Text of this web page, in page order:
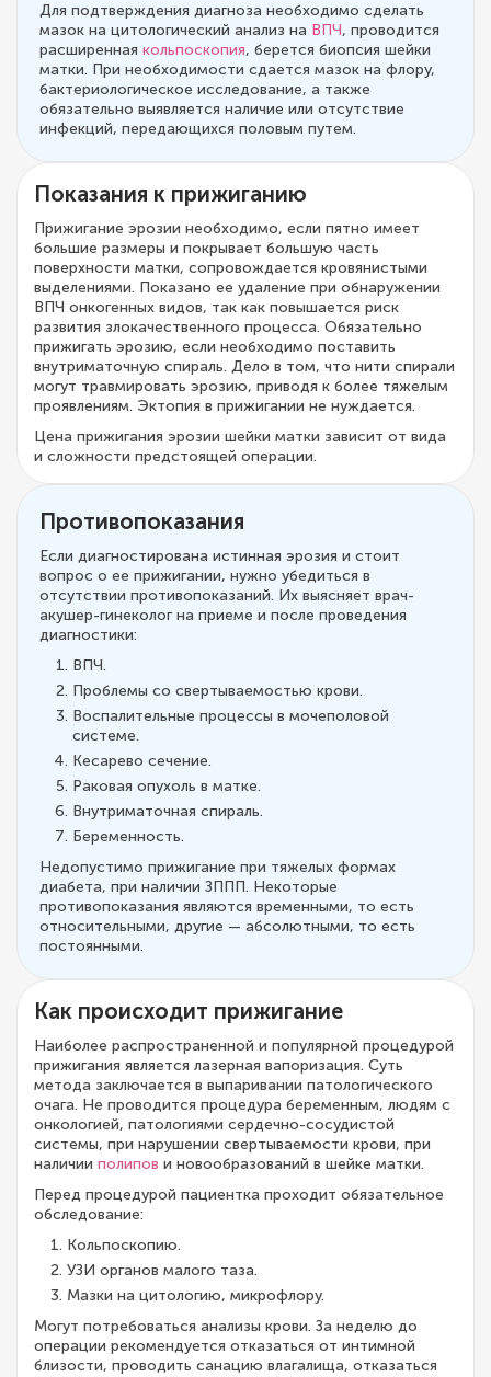
Для подтверждения диагноза необходимо сделать
мазок на цитологический анализ на ВПЧ, проводится
расширенная кольпоскопия, берется биопсия шейки
матки. При необходимости сдается мазок на флору,
бактериологическое исследование, а также
обязательно выявляется наличие или отсутствие
инфекций, передающихся половым путем.
Показания к прижиганию
Прижигание эрозии необходимо, если пятно имеет
большие размеры и покрывает большую часть
поверхности матки, сопровождается кровянистыми
выделениями. Показано ее удаление при обнаружении
ВПЧ онкогенных видов, так как повышается риск
развития злокачественного процесса. Обязательно
прижигать эрозию, если необходимо поставить
внутриматочную спираль. Дело в том, что нити спирали
могут травмировать эрозию, приводя к более тяжелым
проявлениям. Эктопия в прижигании не нуждается.
Цена прижигания эрозии шейки матки зависит от вида
и сложности предстоящей операции.
Противопоказания
Если диагностирована истинная эрозия и стоит
вопрос о ее прижигании, нужно убедиться в
отсутствии противопоказаний. Их выясняет врач-
акушер-гинеколог на приеме и после проведения
диагностики:
ВПЧ.
Проблемы со свертываемостью крови.
Воспалительные процессы в мочеполовой
системе.
Кесарево сечение.
Раковая опухоль в матке.
Внутриматочная спираль.
Беременность.
Недопустимо прижигание при тяжелых формах
диабета, при наличии ЗППП. Некоторые
противопоказания являются временными, то есть
относительными, другие — абсолютными, то есть
постоянными.
Как происходит прижигание
Наиболее распространенной и популярной процедурой
прижигания является лазерная вапоризация. Суть
метода заключается в выпаривании патологического
очага. Не проводится процедура беременным, людям с
онкологией, патологиями сердечно-сосудистой
системы, при нарушении свертываемости крови, при
наличии полипов и новообразований в шейке матки.
Перед процедурой пациентка проходит обязательное
обследование:
Кольпоскопию.
УЗИ органов малого таза.
Мазки на цитологию, микрофлору.
Могут потребоваться анализы крови. За неделю до
операции рекомендуется отказаться от интимной
близости, проводить санацию влагалища, отказаться